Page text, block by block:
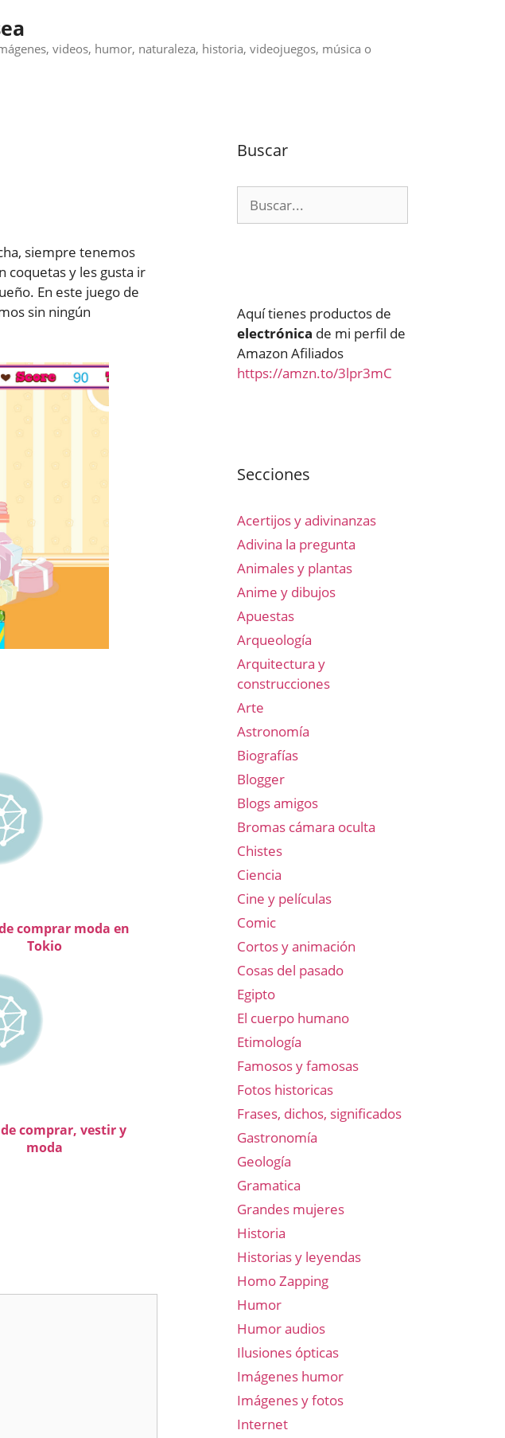
videos, humor, naturaleza, historia, videojuegos, música o
siempre tenemos
coquetas y les gusta ir
En este juego de
sin ningún
comprar moda en
Tokio
de comprar, vestir y
moda
Buscar
Aquí tienes productos de
electrónica de mi perfil de
Amazon Afiliados
https://amzn.to/3lpr3mC
Secciones
Acertijos y adivinanzas
Adivina la pregunta
Animales y plantas
Anime y dibujos
Apuestas
Arqueología
Arquitectura y
construcciones
Arte
Astronomía
Biografías
Blogger
Blogs amigos
Bromas cámara oculta
Chistes
Ciencia
Cine y películas
Comic
Cortos y animación
Cosas del pasado
Egipto
El cuerpo humano
Etimología
Famosos y famosas
Fotos historicas
Frases, dichos, significados
Gastronomía
Geología
Gramatica
Grandes mujeres
Historia
Historias y leyendas
Homo Zapping
Humor
Humor audios
Ilusiones ópticas
Imágenes humor
Imágenes y fotos
Internet